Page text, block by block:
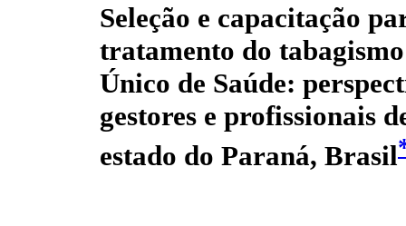
Seleção e capacitação
tratamento do
Único de Saúde:
gestores e profissionais
estado do Paraná, Brasil